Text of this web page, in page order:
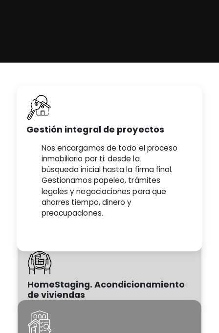
Gestión integral de proyectos
Nos encargamos de todo el proceso
inmobiliario por ti: desde la
búsqueda inicial hasta la firma final.
Gestionamos papeleo, trámites
legales y negociaciones para que
ahorres tiempo, dinero y
preocupaciones.
HomeStaging. Acondicionamiento
de viviendas